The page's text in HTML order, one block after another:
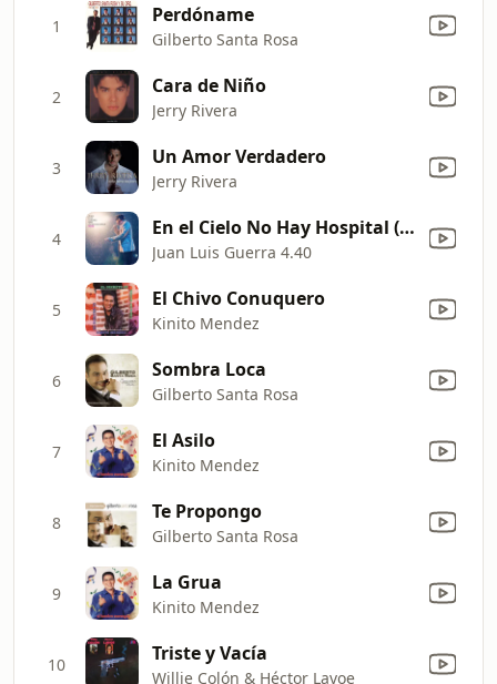
1 Perdóname
Gilberto Santa Rosa
2 Cara de Niño
Jerry Rivera
3 Un Amor Verdadero
Jerry Rivera
4 En el Cielo No Hay Hospital (Live)
Juan Luis Guerra 4.40
5 El Chivo Conuquero
Kinito Mendez
6 Sombra Loca
Gilberto Santa Rosa
7 El Asilo
Kinito Mendez
8 Te Propongo
Gilberto Santa Rosa
9 La Grua
Kinito Mendez
10 Triste y Vacía
Willie Colón & Héctor Lavoe